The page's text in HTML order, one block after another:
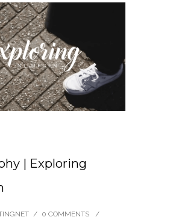
| Exploring
/ 0 COMMENTS
/